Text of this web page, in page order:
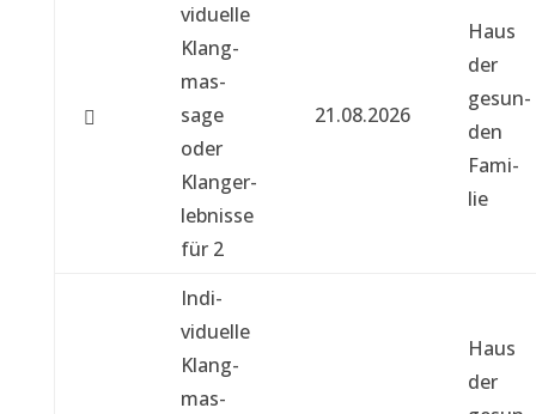
vidu­elle
Klang­
mas­
sage
oder
Klanger­
leb­nisse
für 2
21.08.2026
Haus
der
gesun­
den
Fam­i­
lie
Indi­
vidu­elle
Klang­
mas­
Haus
der